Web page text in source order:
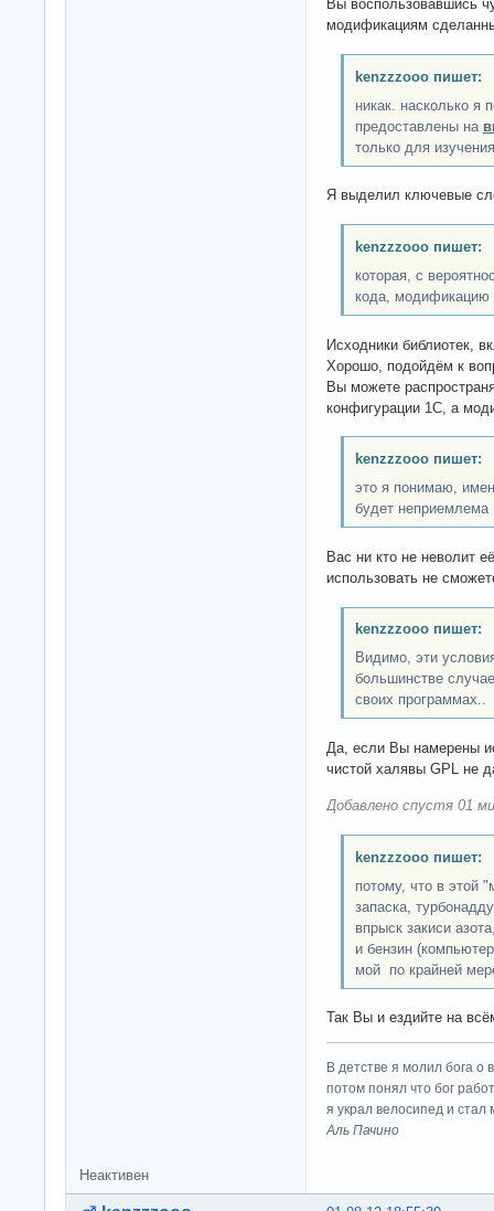
Вы воспользовавшись
модификациям
kenzzzooo пишет:
никак. насколько я
предоставлены на
только для изучения
Я выделил ключевые
kenzzzooo пишет:
которая, с
кода, модификацию
Исходники библиотек,
Хорошо, подойдём к
Вы можете
конфигурации 1С, а
kenzzzooo пишет:
это я понимаю,
будет неприемлема
Вас ни кто не неволит
использовать не
kenzzzooo пишет:
Видимо, эти
большинстве
своих программах..
Да, если Вы намерены
чистой халявы GPL не
Добавлено спустя 01
kenzzzooo пишет:
потому, что в этой
запаска,
впрыск закиси
и бензин
мой по крайней
Так Вы и ездийте на
В детстве я молил бога о
потом понял что бог
я украл велосипед и стал
Аль Пачино
Неактивен